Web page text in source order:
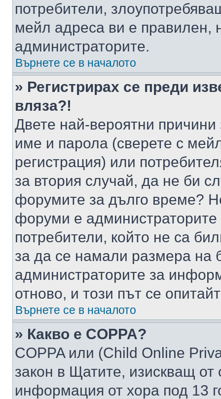
потребители,
мейл адреса ви е правилен,
администраторите.
Върнете се в началото
» Регистрирах се преди
вляза?!
Двете най-вероятни
име и парола (сверете с
регистрация) или
за втория случай, да не би
форумите за дълго време?
форуми е администраторите
потребители, който не са
за да се намали размера на
администраторите за
отново, и този път се
Върнете се в началото
» Какво е COPPA?
COPPA или (Child Online
закон в Щатите, изискващ от
информация от хора под 13